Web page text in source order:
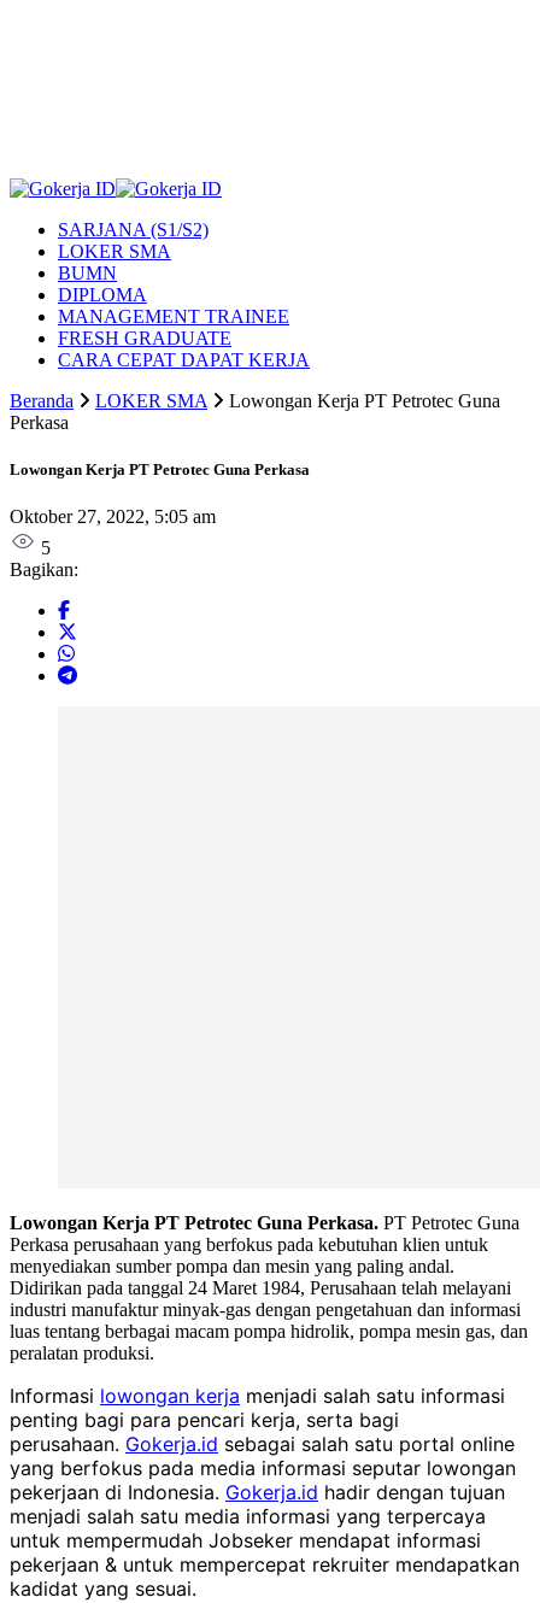
SARJANA (S1/S2)
LOKER SMA
BUMN
DIPLOMA
MANAGEMENT TRAINEE
FRESH GRADUATE
CARA CEPAT DAPAT KERJA
Beranda
LOKER SMA
Lowongan Kerja PT Petrotec Guna
Perkasa
Lowongan Kerja PT Petrotec Guna Perkasa
Oktober 27, 2022, 5:05 am
5
Bagikan:
Lowongan Kerja PT Petrotec Guna Perkasa. PT Petrotec Guna
Perkasa perusahaan yang berfokus pada kebutuhan klien untuk
menyediakan sumber pompa dan mesin yang paling andal.
Didirikan pada tanggal 24 Maret 1984, Perusahaan telah melayani
industri manufaktur minyak-gas dengan pengetahuan dan informasi
luas tentang berbagai macam pompa hidrolik, pompa mesin gas, dan
peralatan produksi.
Informasi lowongan kerja menjadi salah satu informasi
penting bagi para pencari kerja, serta bagi
perusahaan. Gokerja.id sebagai salah satu portal online
yang berfokus pada media informasi seputar lowongan
pekerjaan di Indonesia. Gokerja.id hadir dengan tujuan
menjadi salah satu media informasi yang terpercaya
untuk mempermudah Jobseker mendapat informasi
pekerjaan & untuk mempercepat rekruiter mendapatkan
kadidat yang sesuai.